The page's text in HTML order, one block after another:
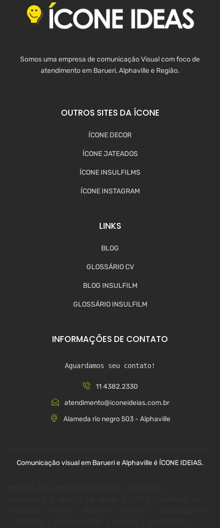
Somos uma empresa de comunicação Visual com foco de
atendimento em Barueri, Alphaville e Região.
OUTROS SITES DA ÍCONE
ÍCONE DECOR
ÍCONE JATEADOS
ÍCONE INSULFILMS
ÍCONE INSTAGRAM
LINKS
BLOG
GLOSSÁRIO CV
BLOG INSULFILM
GLOSSÁRIO INSULFILM
INFORMAÇÕES DE CONTATO
Aguardamos seu contato!
11 4382.2330
atendimento@iconeideias.com.br
Alameda rio negro 503 - Alphaville
Comunicação visual em Barueri e Alphaville é ÍCONE IDEIAS.